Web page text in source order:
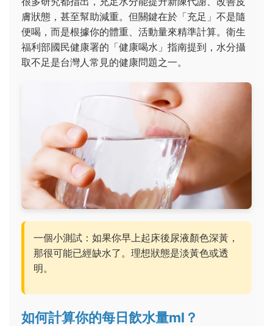
膚狀態，甚至幫助減重。但關鍵在於「充足」不是隨
便喝，而是根據你的體重、活動量來精準計算。衛生
福利部國民健康署的「健康喝水」指南提到，水分攝
取不足是台灣人常見的健康問題之一。
一個小測試：如果你早上起床後尿液顏色深黃，
那很可能已經缺水了。理想狀態是淡黃色或透
明。
如何計算你的每日飲水量ml？